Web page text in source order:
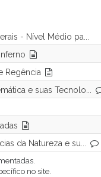
- Nível Médio pa...
Regência
e suas Tecnolo...
da Natureza e su...
no site.